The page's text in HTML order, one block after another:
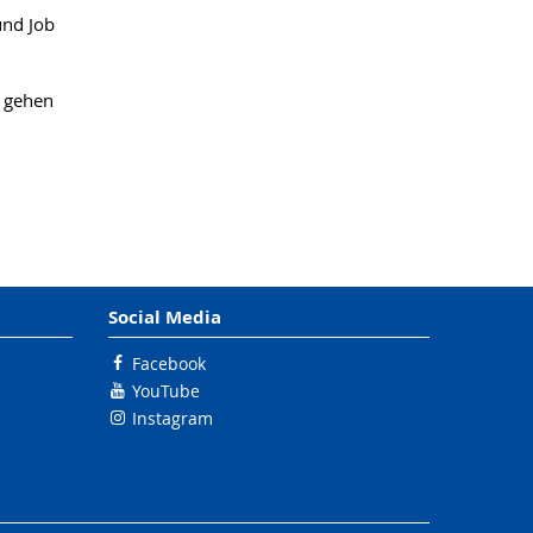
Job
Social Media
Facebook
YouTube
Instagram